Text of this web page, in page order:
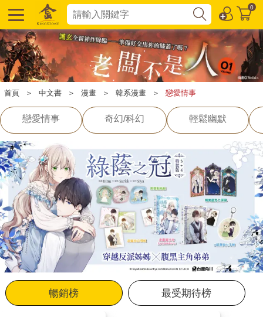
0
首頁 ＞ 中文書 ＞ 漫畫 ＞ 韓系漫畫 ＞ 戀愛情事
戀愛情事 奇幻/科幻 輕鬆幽默
暢銷榜 最受期待榜